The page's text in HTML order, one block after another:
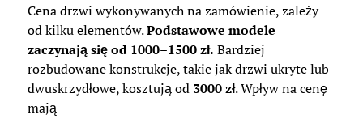
Cena drzwi wykonywanych na zamówienie, zależy
od kilku elementów.Podstawowe modele
zaczynają się od 1000–1500 zł. Bardziej
rozbudowane konstrukcje, takie jak drzwi ukryte lub
dwuskrzydłowe, kosztują od 3000 zł. Wpływ na cenę
mają